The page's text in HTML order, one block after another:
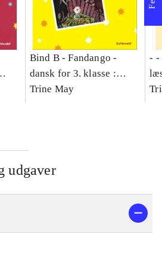
Bind B -Fandango -
dansk for 3. klasse :
grundbog -- Arbejdsbog.
Trine May
- -
-
udgaver